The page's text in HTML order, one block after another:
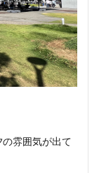
雰囲気が出て